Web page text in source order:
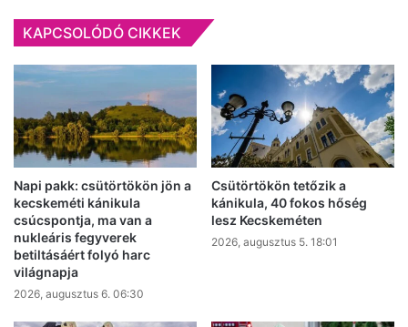
KAPCSOLÓDÓ CIKKEK
Napi pakk: csütörtökön jön a
kecskeméti kánikula
csúcspontja, ma van a
nukleáris fegyverek
betiltásáért folyó harc
világnapja
2026, augusztus 6. 06:30
Csütörtökön tetőzik a
kánikula, 40 fokos hőség
lesz Kecskeméten
2026, augusztus 5. 18:01